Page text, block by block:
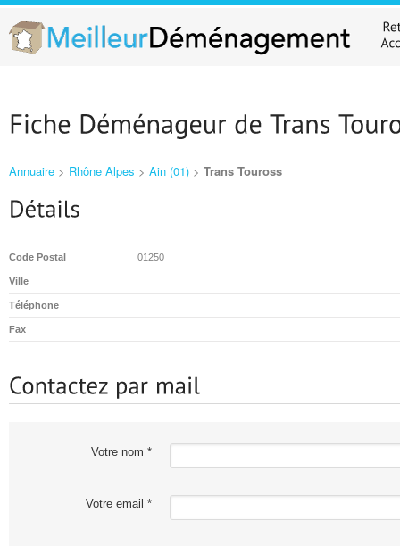
Annuaire > Rhône Alpes > Ain (01) > Trans Touross
Code Postal 01250
Ville
Téléphone
Fax
Votre nom *
Votre email *